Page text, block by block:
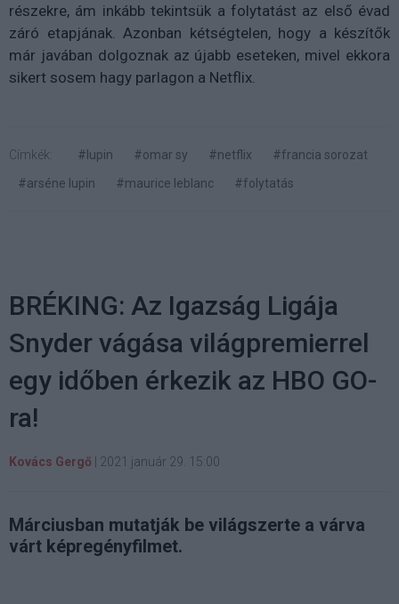
részekre, ám inkább tekintsük a folytatást az első évad
záró etapjának. Azonban kétségtelen, hogy a készítők
már javában dolgoznak az újabb eseteken, mivel ekkora
sikert sosem hagy parlagon a Netflix.
Címkék: #lupin #omar sy #netflix
#francia sorozat
#arséne lupin
#maurice leblanc #folytatás
BRÉKING: Az Igazság Ligája
Snyder vágása világpremierrel
egy időben érkezik az HBO GO-
ra!
Kovács Gergő 2021 január 29. 15:00
Márciusban mutatják be világszerte a várva
várt képregényfilmet.